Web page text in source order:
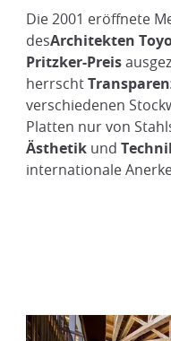
Die 2001 eröffnete
desArchitekten
Pritzker-Preis
herrscht
verschiedenen
Platten nur von
Ästhetikund
internationale